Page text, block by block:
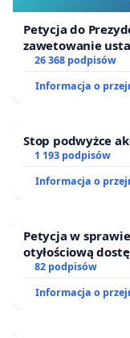
Petycja do
zawetowanie
26 368 podpisów
Informacja o
Stop podwyżce
1 193 podpisów
Informacja o
Petycja w
otyłościową
oraz programów
82 podpisów
Informacja o